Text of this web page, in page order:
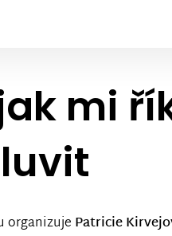
mi
organizuje Patricie